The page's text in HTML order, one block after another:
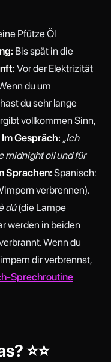
Pfütze Öl
Bis spät in die
Vor der Elektrizität
du um
du sehr lange
vollkommen Sinn,
Im Gespräch: „Ich
midnight oil und für
Sprachen: Spanisch:
verbrennen).
dú(die Lampe
werden in beiden
Wenn du
dir verbrennst,
Sprechroutine
⭐⭐